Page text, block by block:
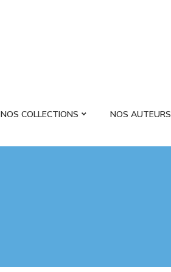
NOS COLLECTIONS NOS AUTEURS